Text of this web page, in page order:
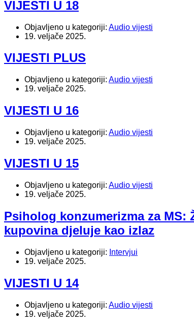
VIJESTI U 18
Objavljeno u kategoriji: Audio vijesti
19. veljače 2025.
VIJESTI PLUS
Objavljeno u kategoriji: Audio vijesti
19. veljače 2025.
VIJESTI U 16
Objavljeno u kategoriji: Audio vijesti
19. veljače 2025.
VIJESTI U 15
Objavljeno u kategoriji: Audio vijesti
19. veljače 2025.
Psiholog konzumerizma za MS:
kupovina djeluje kao izlaz
Objavljeno u kategoriji: Intervjui
19. veljače 2025.
VIJESTI U 14
Objavljeno u kategoriji: Audio vijesti
19. veljače 2025.